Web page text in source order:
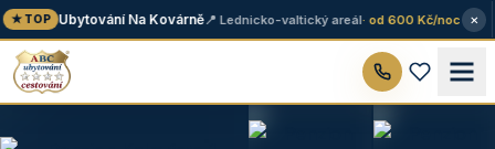
★ TOP Ubytování Na Kovárně📍 Lednicko-valtický areál· od 600 Kč/noc ×